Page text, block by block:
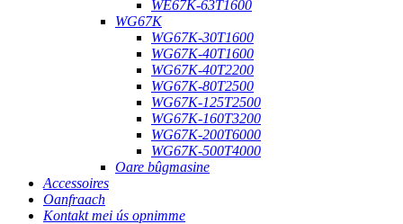
WE67K-63T1600
WG67K
WG67K-30T1600
WG67K-40T1600
WG67K-40T2200
WG67K-80T2500
WG67K-125T2500
WG67K-160T3200
WG67K-200T6000
WG67K-500T4000
Oare bûgmasine
Accessoires
Oanfraach
Kontakt mei ús opnimme